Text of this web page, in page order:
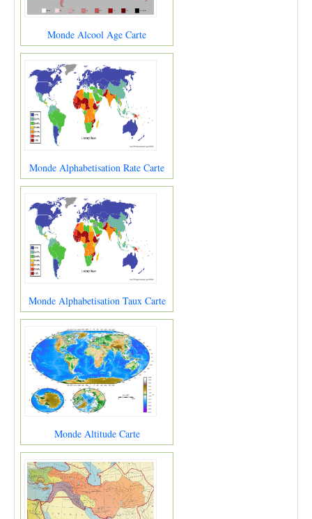
Monde Alcool Age Carte
Monde Alphabetisation Rate Carte
Monde Alphabetisation Taux Carte
Monde Altitude Carte